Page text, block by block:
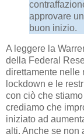
approvare
buon inizio.
A leggere la
della Federal
direttamente nelle
lockdown e le
con ciò che
crediamo che
iniziato ad
alti. Anche se non